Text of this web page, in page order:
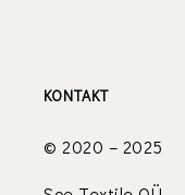
KONTAKT
© 2020 – 2025